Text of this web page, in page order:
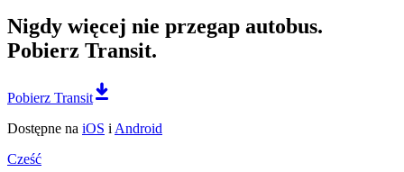
Nigdy więcej nie przegap autobus.
Pobierz Transit.
Pobierz Transit
Dostępne na iOS i Android
Cześć